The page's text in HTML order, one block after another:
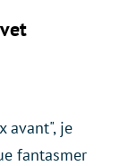
avant", je
fantasmer